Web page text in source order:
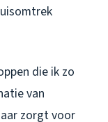
die ik zo
van
zorgt voor